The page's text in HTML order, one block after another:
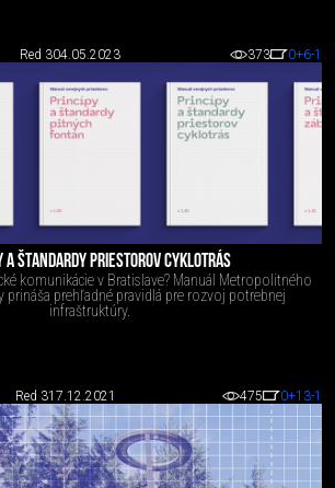
Red 304.05.2023 373 0+6-1
A ŠTANDARDY PRIESTOROV CYKLOTRÁS
komunikácie v Bratislave? Manuál Metropolitného
prináša prehľadné pravidlá pre rozvoj potrebnej
infraštruktúry.
Red 317.12.2021 475 0+13-1